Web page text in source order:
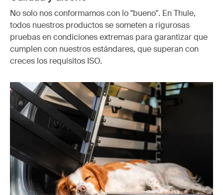
No solo nos conformamos con lo "bueno". En Thule,
todos nuestros productos se someten a rigurosas
pruebas en condiciones extremas para garantizar que
cumplen con nuestros estándares, que superan con
creces los requisitos ISO.